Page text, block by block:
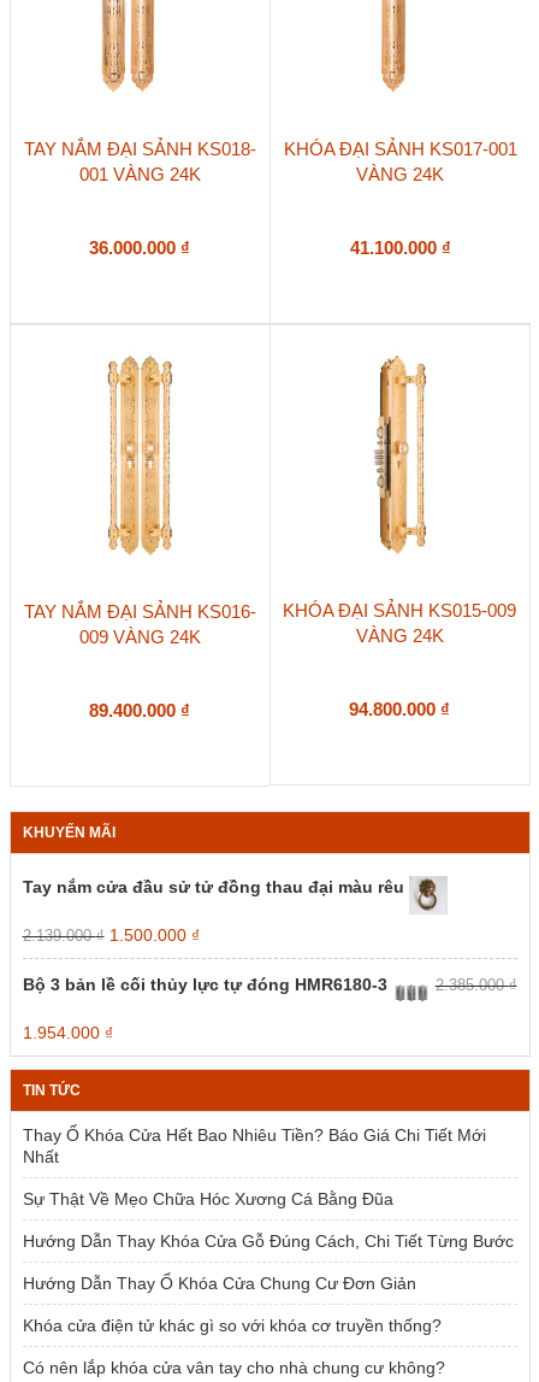
TAY NẮM ĐẠI SẢNH KS018-
001 VÀNG 24K
36.000.000 ₫
KHÓA ĐẠI SẢNH KS017-001
VÀNG 24K
41.100.000 ₫
TAY NẮM ĐẠI SẢNH KS016-
009 VÀNG 24K
89.400.000 ₫
KHÓA ĐẠI SẢNH KS015-009
VÀNG 24K
94.800.000 ₫
KHUYẾN MÃI
Tay nắm cửa đầu sử tử đồng thau đại màu rêu
2.139.000₫ Giá
gốc
là:
2.139.000 ₫.
1.500.000 ₫Giá
hiện
tại
là:
Bộ 3 bản lề cối thủy lực tự đóng HMR6180-3 2.385.000₫
Giá
gốc
là:
2.385.000 ₫.
1.954.000 ₫Giá
hiện
tại
1.954.000 ₫.
TIN TỨC
Thay Ổ Khóa Cửa Hết Bao Nhiêu Tiền? Báo Giá Chi Tiết Mới
Nhất
Sự Thật Về Mẹo Chữa Hóc Xương Cá Bằng Đũa
Hướng Dẫn Thay Khóa Cửa Gỗ Đúng Cách, Chi Tiết Từng Bước
Hướng Dẫn Thay Ổ Khóa Cửa Chung Cư Đơn Giản
Khóa cửa điện tử khác gì so với khóa cơ truyền thống?
Có nên lắp khóa cửa vân tay cho nhà chung cư không?